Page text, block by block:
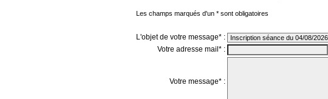
Les champs marqués d'un * sont obligatoires
L'objet de votre message* :
Votre adresse mail* :
Votre message* :